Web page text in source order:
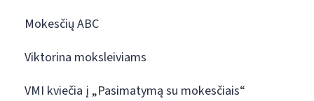
Mokesčių ABC
Viktorina moksleiviams
VMI kviečia į „Pasimatymą su mokesčiais“